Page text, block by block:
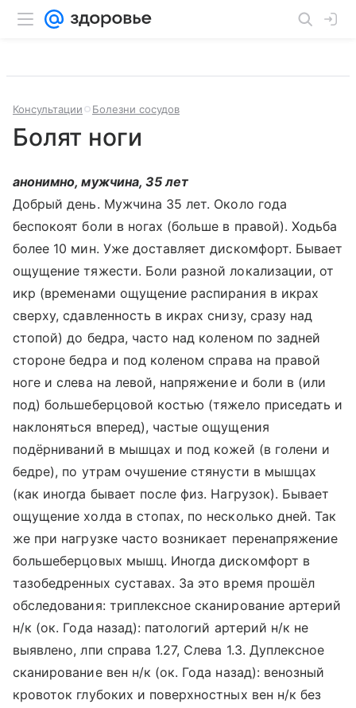
Консультации Болезни сосудов
Болят ноги
анонимно, мужчина, 35 лет
Добрый день. Мужчина 35 лет. Около года
беспокоят боли в ногах (больше в правой). Ходьба
более 10 мин. Уже доставляет дискомфорт. Бывает
ощущение тяжести. Боли разной локализации, от
икр (временами ощущение распирания в икрах
сверху, сдавленность в икрах снизу, сразу над
стопой) до бедра, часто над коленом по задней
стороне бедра и под коленом справа на правой
ноге и слева на левой, напряжение и боли в (или
под) большеберцовой костью (тяжело приседать и
наклоняться вперед), частые ощущения
подёрниваний в мышцах и под кожей (в голени и
бедре), по утрам очушение стянусти в мышцах
(как иногда бывает после физ. Нагрузок). Бывает
ощущение холда в стопах, по несколько дней. Так
же при нагрузке часто возникает перенапряжение
большеберцовых мышц. Иногда дискомфорт в
тазобедренных суставах. За это время прошёл
обследования: триплексное сканирование артерий
н/к (ок. Года назад): патологий артерий н/к не
выявлено, лпи справа 1.27, Слева 1.3. Дуплексное
сканирование вен н/к (ок. Года назад): венозный
кровоток глубоких и поверхностных вен н/к без